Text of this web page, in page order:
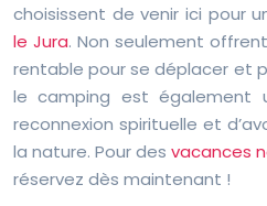
choisissent de venir ici pour
le Jura. Non seulement
rentable pour se déplacer et
le camping est également
reconnexion spirituelle et
la nature. Pour des vacances
réservez dès maintenant !